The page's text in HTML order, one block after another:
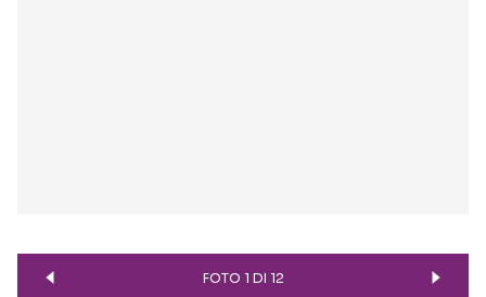
FOTO 1 DI 12